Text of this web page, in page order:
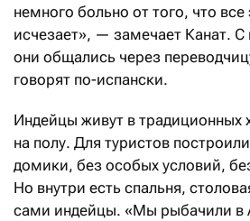
немного больно от того, что все
исчезает», — замечает Канат.
они общались через
говорят по-испански.
Индейцы живут в традиционных
на полу. Для туристов
домики, без особых условий,
Но внутри есть спальня,
сами индейцы. «Мы рыбачили в